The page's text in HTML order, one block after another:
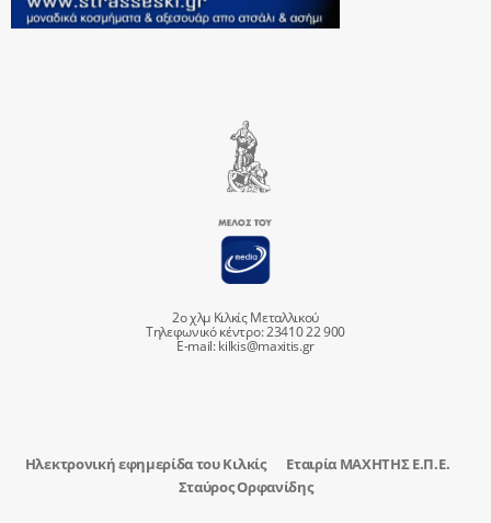
2ο χλμ Κιλκίς Μεταλλικού
Τηλεφωνικό κέντρο: 23410 22 900
E-mail:kilkis@maxitis.gr
Ηλεκτρονική εφημερίδα του Κιλκίς
Εταιρία ΜΑΧΗΤΗΣ Ε.Π.Ε.
Σταύρος Ορφανίδης